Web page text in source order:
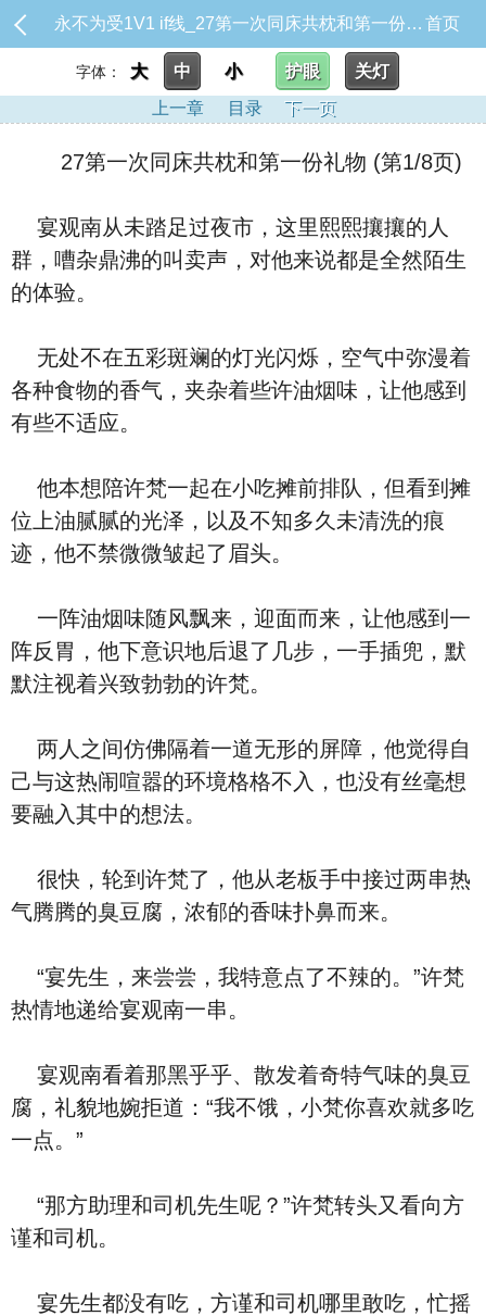
永不为受1V1 if线_27第一次同床共枕和第一份礼物 首页
字体： 大 中 小 护眼
关灯
上一章
目录 下一页
27第一次同床共枕和第一份礼物 (第1/8页)
宴观南从未踏足过夜市，这里熙熙攘攘的人
群，嘈杂鼎沸的叫卖声，对他来说都是全然陌生
的体验。
无处不在五彩斑斓的灯光闪烁，空气中弥漫着
各种食物的香气，夹杂着些许油烟味，让他感到
有些不适应。
他本想陪许梵一起在小吃摊前排队，但看到摊
位上油腻腻的光泽，以及不知多久未清洗的痕
迹，他不禁微微皱起了眉头。
一阵油烟味随风飘来，迎面而来，让他感到一
阵反胃，他下意识地后退了几步，一手插兜，默
默注视着兴致勃勃的许梵。
两人之间仿佛隔着一道无形的屏障，他觉得自
己与这热闹喧嚣的环境格格不入，也没有丝毫想
要融入其中的想法。
很快，轮到许梵了，他从老板手中接过两串热
气腾腾的臭豆腐，浓郁的香味扑鼻而来。
“宴先生，来尝尝，我特意点了不辣的。”许梵
热情地递给宴观南一串。
宴观南看着那黑乎乎、散发着奇特气味的臭豆
腐，礼貌地婉拒道：“我不饿，小梵你喜欢就多吃
一点。”
“那方助理和司机先生呢？”许梵转头又看向方
谨和司机。
宴先生都没有吃，方谨和司机哪里敢吃，忙摇